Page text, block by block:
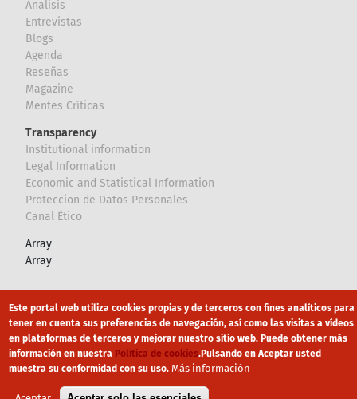
Analisis
Entrevistas
Blogs
Agenda
Reseñas
Magazine
Mentes Críticas
Transparency
Institutional information
Legal Information
Economic and Statistical Information
Proteccion de Datos Personales
Canal Ético
Array
Array
Canal Ético eduroam Mapa Web
Política privacidad Política de cookies Aviso legal
Este portal web utiliza cookies propias y de terceros con fines analíticos para
tener en cuenta sus preferencias de navegación, así como las visitas a vídeos
en plataformas de terceros y mejorar nuestro sitio web. Puede obtener más
información en nuestra Política de cookies.Pulsando en Aceptar usted
muestra su conformidad con su uso. Más información